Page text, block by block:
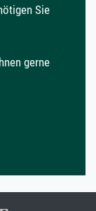
Sie
gerne